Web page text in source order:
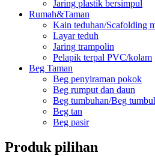
Jaring plastik bersimpul
Rumah&Taman
Kain teduhan/Scafolding
Layar teduh
Jaring trampolin
Pelapik terpal PVC/kolam
Beg Taman
Beg penyiraman pokok
Beg rumput dan daun
Beg tumbuhan/Beg
Beg tan
Beg pasir
Produk pilihan